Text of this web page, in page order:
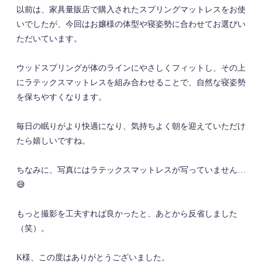
以前は、家具量販店で購入されたスプリングマットレスをお使
いでしたが、今回はお嬢様の体型や寝姿勢に合わせてお選びい
ただいています。
ウッドスプリングが体のラインにやさしくフィットし、その上
にラテックスマットレスを組み合わせることで、自然な寝姿勢
を保ちやすくなります。
毎日の眠りがより快適になり、気持ちよく朝を迎えていただけ
たら嬉しいですね。
ちなみに、写真にはラテックスマットレスが写っていません…
😅
もっと撮影を工夫すれば良かったと、あとから反省しました
（笑）。
K様、この度はありがとうございました。